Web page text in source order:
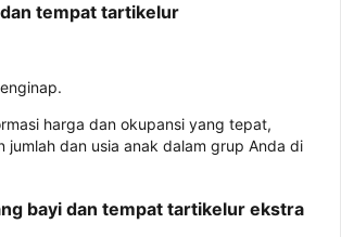
tempat tartikelur
harga dan okupansi yang tepat,
jumlah dan usia anak dalam grup Anda di
bayi dan tempat tartikelur ekstra